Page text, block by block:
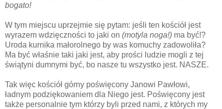
bogato!
W tym miejscu uprzejmie się pytam: jeśli ten kościół jest
wyrazem wdzięczności to jaki on (motyla noga!) ma być!?
Uroda kurnika małorolnego by was komuchy zadowoliła?
Ma być właśnie taki jaki jest, aby prości ludzie mogli z tej
świątyni dumnymi być, bo nasze tu wszystko jest. NASZE.
Tak więc kościół górny poświęcony Janowi Pawłowi,
ładnym podziękowaniem dla Niego jest. Poświęcony jest
także personalnie tym którzy byli przed nami, z których my